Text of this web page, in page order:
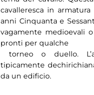
cavalleresca in
anni Cinquanta e
vagamente medioevali
pronti per qualche
torneo o duello.
tipicamente
da un edificio.